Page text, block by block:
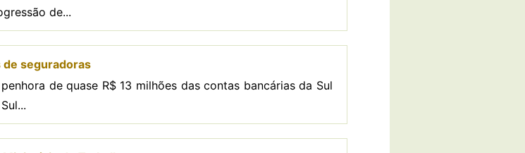
de...
de seguradoras
de quase R$ 13 milhões das contas bancárias da Sul